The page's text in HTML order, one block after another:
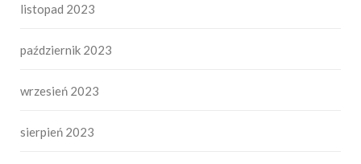
listopad 2023
październik 2023
wrzesień 2023
sierpień 2023